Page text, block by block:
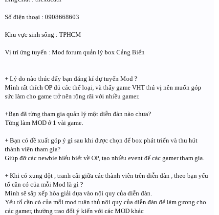
Số điện thoại : 0908668603
Khu vực sinh sống : TPHCM
Vị trí ứng tuyển : Mod forum quản lý box Cảng Biển
+ Lý do nào thúc đẩy bạn đăng kí dự tuyển Mod ?
Mình rất thích OP đủ các thể loại, và thấy game VHT thú vị nên muốn góp
sức làm cho game trở nên rộng rãi với nhiều gamer.
+Bạn đã từng tham gia quản lý một diễn đàn nào chưa?
Từng làm MOD ở 1 vài game.
+ Bạn có đề xuất góp ý gì sau khi được chọn để box phát triển và thu hút
thành viên tham gia?
Giúp đỡ các newbie hiểu biết về OP, tạo nhiều event để các gamer tham gia.
+ Khi có xung đột , tranh cãi giữa các thành viên trên diễn đàn , theo bạn yếu
tố cần có của mỗi Mod là gì ?
Mình sẽ sắp xếp hòa giải dựa vào nội quy của diễn đàn.
Yếu tố cần có của mỗi mod tuân thủ nội quy của diễn đàn để làm gương cho
các gamer, thường trao đổi ý kiến với các MOD khác